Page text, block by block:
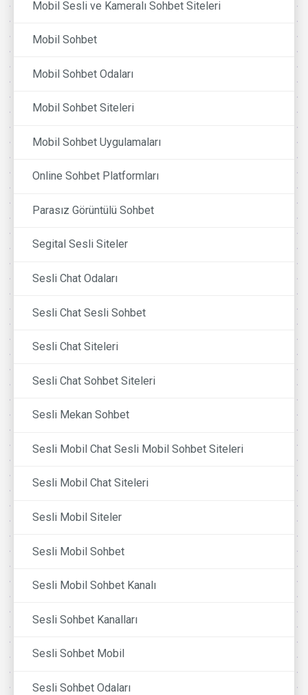
Mobil Sesli ve Kameralı Sohbet Siteleri
Mobil Sohbet
Mobil Sohbet Odaları
Mobil Sohbet Siteleri
Mobil Sohbet Uygulamaları
Online Sohbet Platformları
Parasız Görüntülü Sohbet
Segital Sesli Siteler
Sesli Chat Odaları
Sesli Chat Sesli Sohbet
Sesli Chat Siteleri
Sesli Chat Sohbet Siteleri
Sesli Mekan Sohbet
Sesli Mobil Chat Sesli Mobil Sohbet Siteleri
Sesli Mobil Chat Siteleri
Sesli Mobil Siteler
Sesli Mobil Sohbet
Sesli Mobil Sohbet Kanalı
Sesli Sohbet Kanalları
Sesli Sohbet Mobil
Sesli Sohbet Odaları